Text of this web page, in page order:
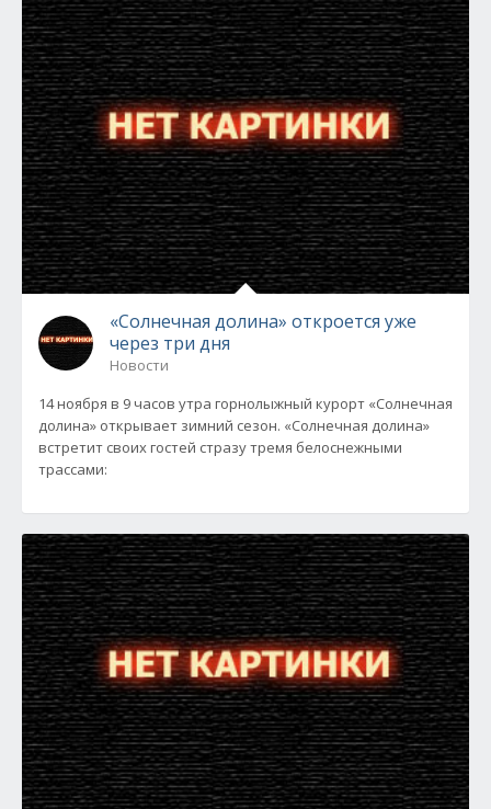
«Солнечная долина» откроется уже
через три дня
Новости
14 ноября в 9 часов утра горнолыжный курорт «Солнечная
долина» открывает зимний сезон. «Солнечная долина»
встретит своих гостей стразу тремя белоснежными
трассами: